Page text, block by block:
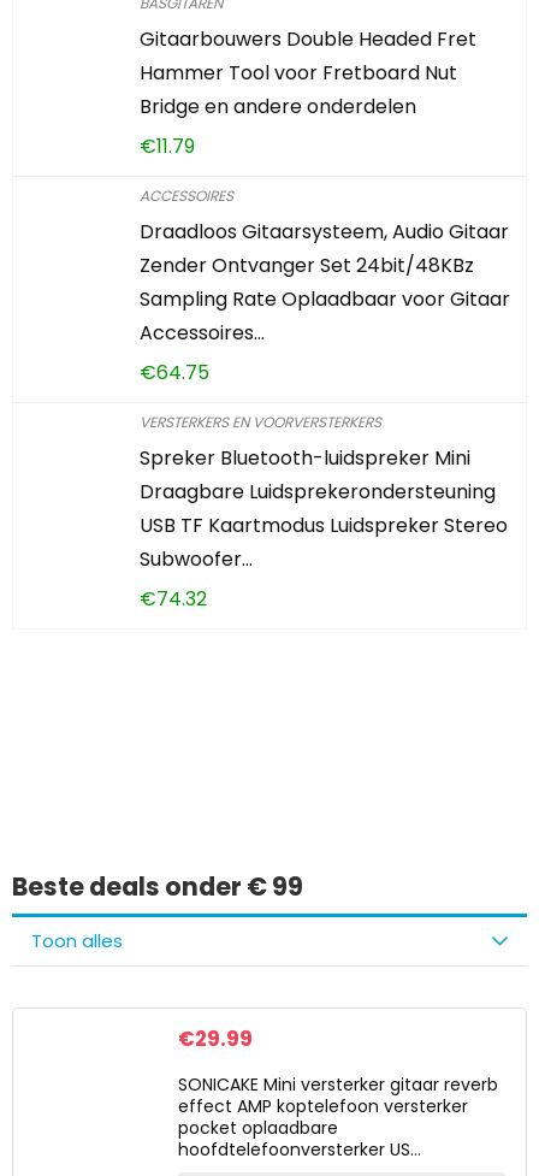
Gitaarbouwers Double Headed Fret
Hammer Tool voor Fretboard Nut
Bridge en andere onderdelen
€11.79
ACCESSOIRES
Draadloos Gitaarsysteem, Audio Gitaar
Zender Ontvanger Set 24bit/48KBz
Sampling Rate Oplaadbaar voor Gitaar
Accessoires…
€64.75
VERSTERKERS EN VOORVERSTERKERS
Spreker Bluetooth-luidspreker Mini
Draagbare Luidsprekerondersteuning
USB TF Kaartmodus Luidspreker Stereo
Subwoofer…
€74.32
Beste deals onder € 99
Toon alles
€29.99
SONICAKE Mini versterker gitaar reverb
effect AMP koptelefoon versterker
pocket oplaadbare
hoofdtelefoonversterker US…